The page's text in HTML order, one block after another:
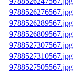
9788526276567.jpg
9788526289567.jpg
9788526809567.jpg
9788527307567.jpg
9788527310567.jpg
9788527505567.jpg